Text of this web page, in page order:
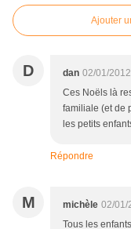
Ajouter
D dan 02/01/
Ces Noëls là
familiale (et de
les petits
Répondre
M michèle 02/01/
Tous les